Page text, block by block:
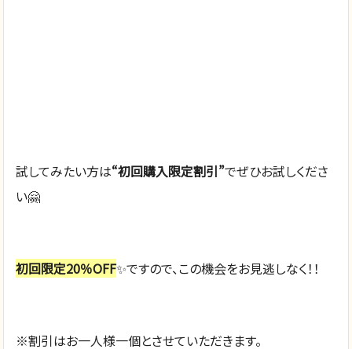
試してみたい方は“初回購入限定割引”でぜひお試しくださ
い🤗
初回限定20％OFF✨ですので、この機会をお見逃しなく！！
※割引はお一人様一個とさせていただきます。